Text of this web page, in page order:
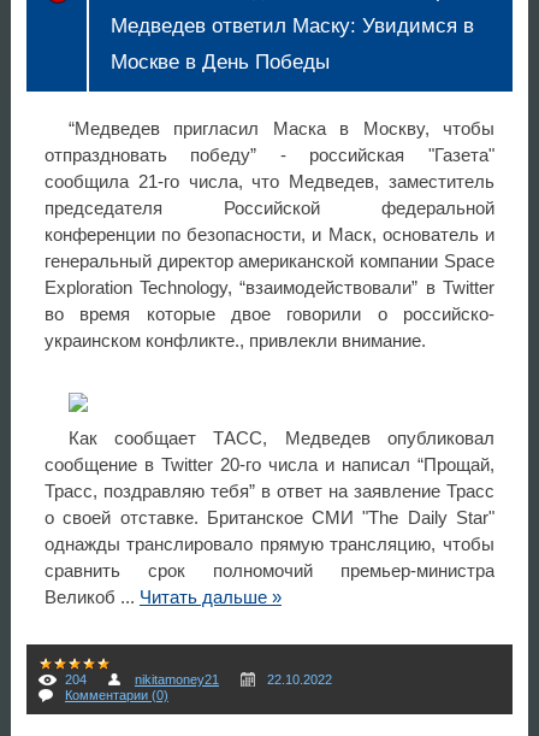
Медведев ответил Маску: Увидимся в
Москве в День Победы
“Медведев пригласил Маска в Москву, чтобы
отпраздновать победу” - российская "Газета"
сообщила 21-го числа, что Медведев, заместитель
председателя Российской федеральной
конференции по безопасности, и Маск, основатель и
генеральный директор американской компании Space
Exploration Technology, “взаимодействовали” в Twitter
во время которые двое говорили о российско-
украинском конфликте., привлекли внимание.
Как сообщает ТАСС, Медведев опубликовал
сообщение в Twitter 20-го числа и написал “Прощай,
Трасс, поздравляю тебя” в ответ на заявление Трасс
о своей отставке. Британское СМИ "The Daily Star"
однажды транслировало прямую трансляцию, чтобы
сравнить срок полномочий премьер-министра
Великоб ... Читать дальше »
204 nikitamoney21
22.10.2022
Комментарии (0)